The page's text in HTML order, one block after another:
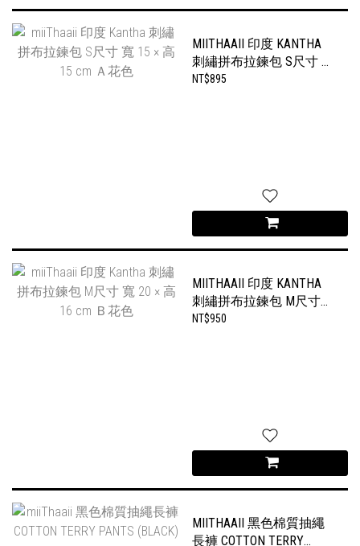
MIITHAAII 印度 KANTHA
刺繡拼布拉鍊包 S尺寸 寬
15 × 高 15 CM Ａ花色
NT$895
MIITHAAII 印度 KANTHA
刺繡拼布拉鍊包 M尺寸
NT$950
MIITHAAII 黑色棉質抽繩
長褲 COTTON TERRY